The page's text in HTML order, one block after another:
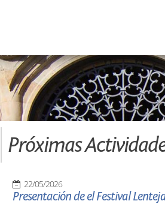
Próximas
22/05/2026
Presentación de el Festival